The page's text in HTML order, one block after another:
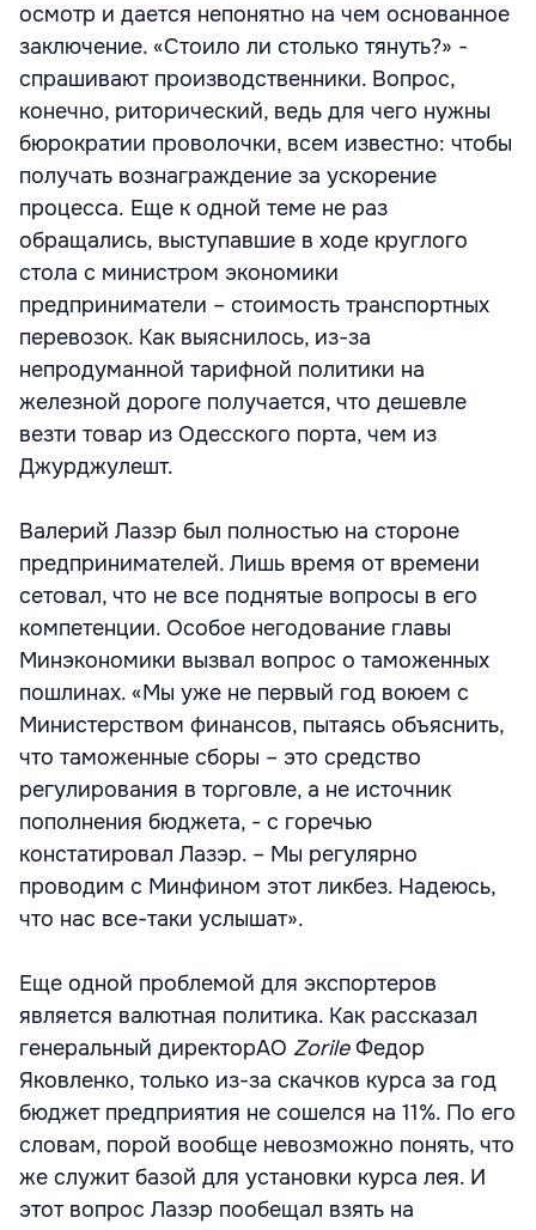
осмотр и дается непонятно на чем основанное
заключение. «Стоило ли столько тянуть?» -
спрашивают производственники. Вопрос,
конечно, риторический, ведь для чего нужны
бюрократии проволочки, всем известно: чтобы
получать вознаграждение за ускорение
процесса. Еще к одной теме не раз
обращались, выступавшие в ходе круглого
стола с министром экономики
предприниматели – стоимость транспортных
перевозок. Как выяснилось, из-за
непродуманной тарифной политики на
железной дороге получается, что дешевле
везти товар из Одесского порта, чем из
Джурджулешт.
Валерий Лазэр был полностью на стороне
предпринимателей. Лишь время от времени
сетовал, что не все поднятые вопросы в его
компетенции. Особое негодование главы
Минэкономики вызвал вопрос о таможенных
пошлинах. «Мы уже не первый год воюем с
Министерством финансов, пытаясь объяснить,
что таможенные сборы – это средство
регулирования в торговле, а не источник
пополнения бюджета, - с горечью
констатировал Лазэр. – Мы регулярно
проводим с Минфином этот ликбез. Надеюсь,
что нас все-таки услышат».
Еще одной проблемой для экспортеров
является валютная политика. Как рассказал
генеральный директорАО ZorileФедор
Яковленко, только из-за скачков курса за год
бюджет предприятия не сошелся на 11%. По его
словам, порой вообще невозможно понять, что
же служит базой для установки курса лея. И
этот вопрос Лазэр пообещал взять на